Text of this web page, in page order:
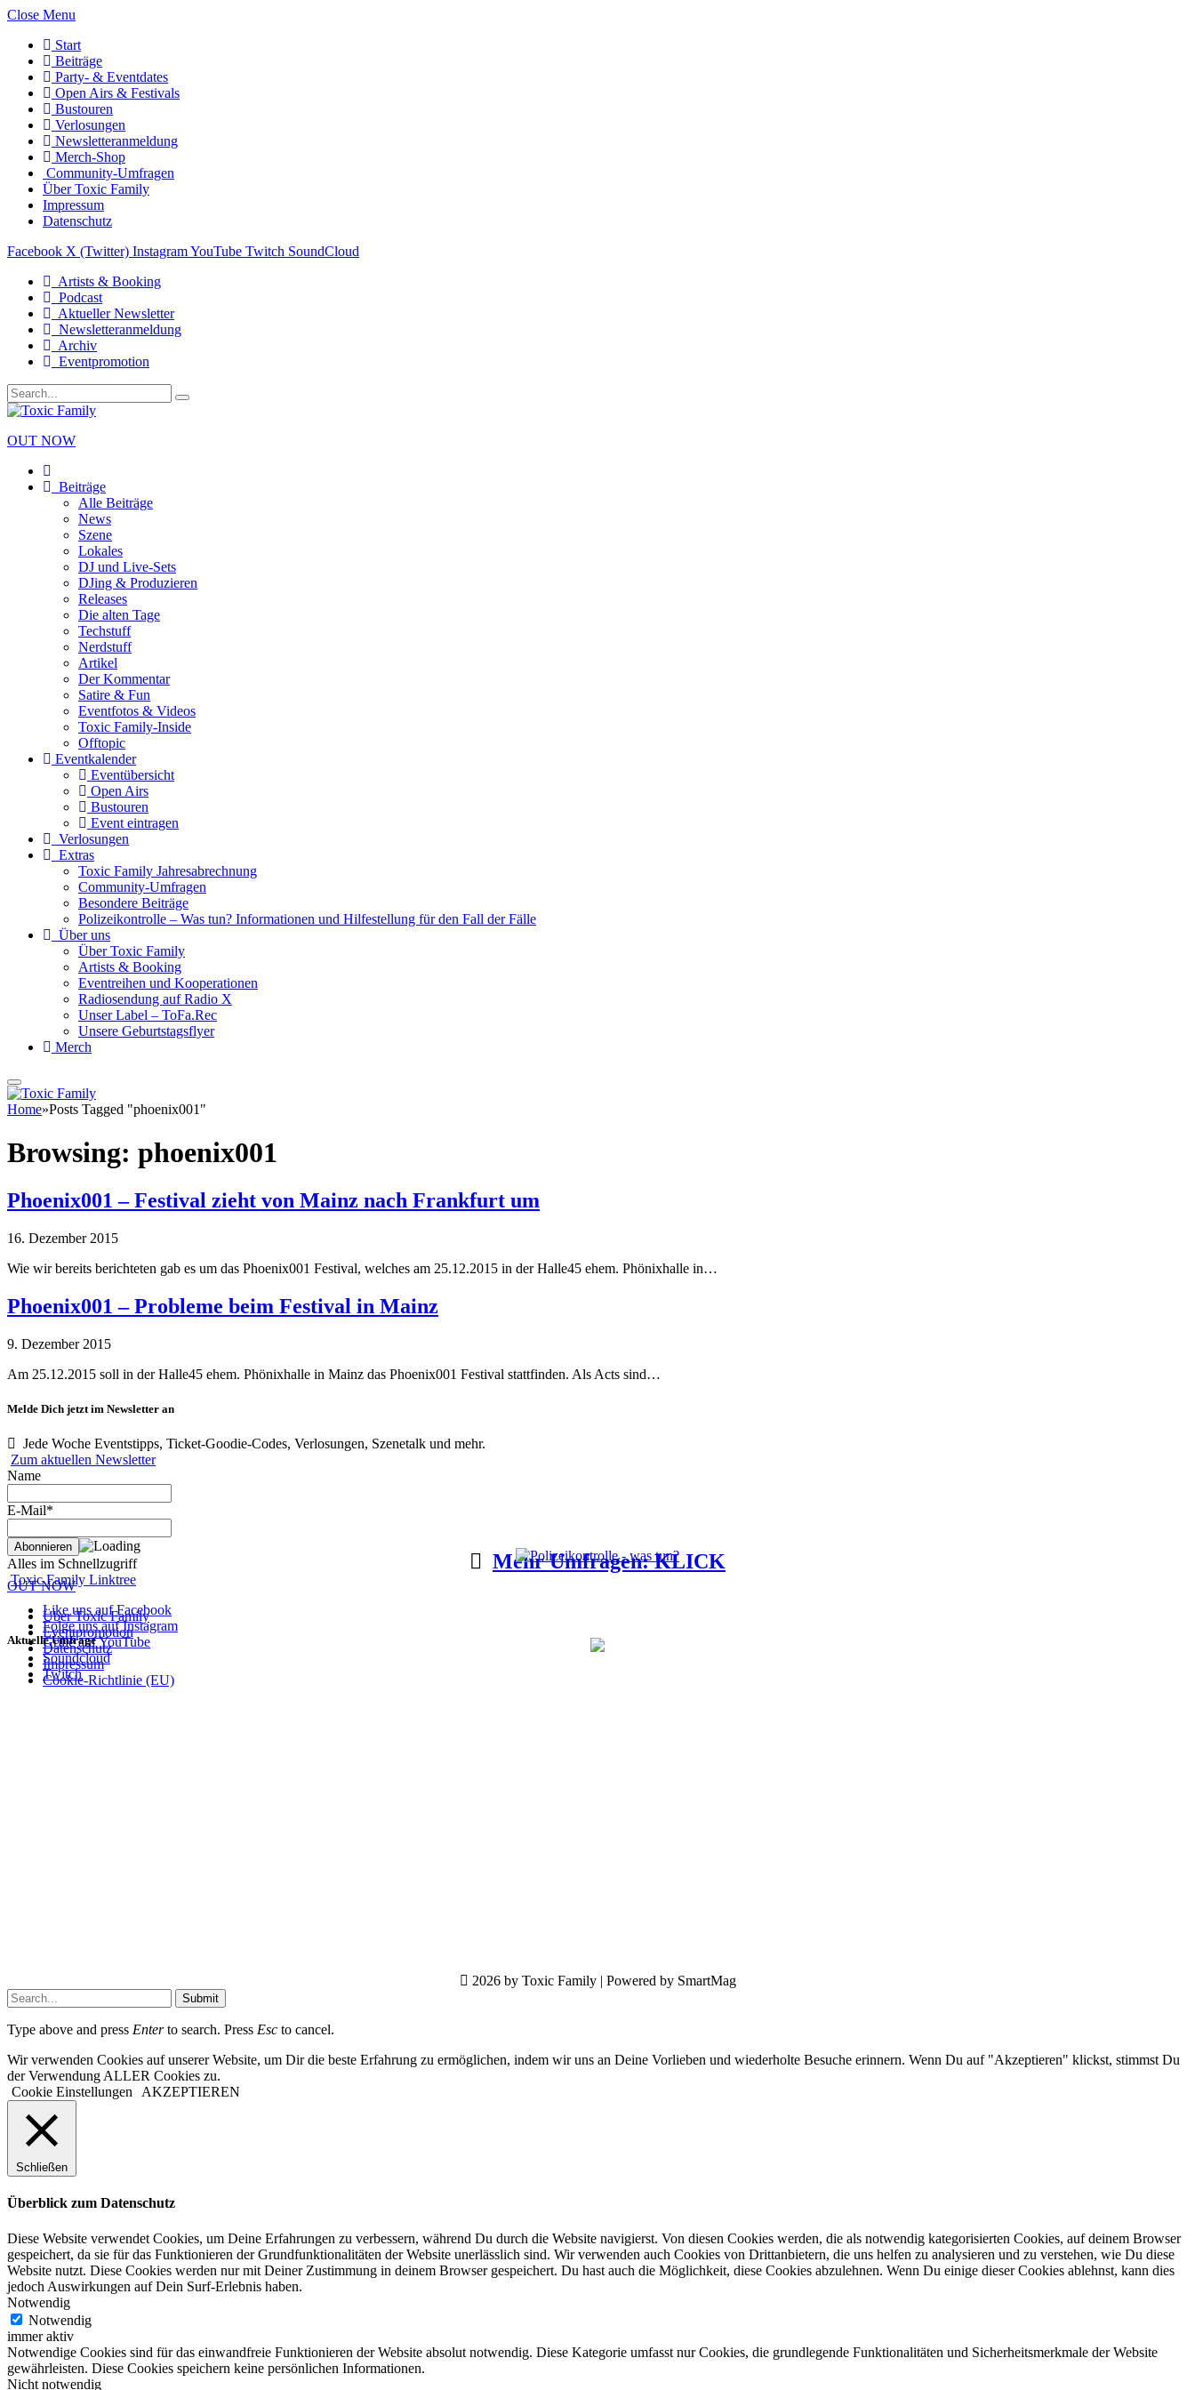
Close Menu
Start
Beiträge
Party- & Eventdates
Open Airs & Festivals
Bustouren
Verlosungen
Newsletteranmeldung
Merch-Shop
Community-Umfragen
Über Toxic Family
Impressum
Datenschutz
Facebook X (Twitter) InstagramYouTube Twitch SoundCloud
Artists & Booking
Podcast
Aktueller Newsletter
Newsletteranmeldung
Archiv
Eventpromotion
OUT NOW
Beiträge
Alle Beiträge
News
Szene
Lokales
DJ und Live-Sets
DJing & Produzieren
Releases
Die alten Tage
Techstuff
Nerdstuff
Artikel
Der Kommentar
Satire & Fun
Eventfotos & Videos
Toxic Family-Inside
Offtopic
Eventkalender
Eventübersicht
Open Airs
Bustouren
Event eintragen
Verlosungen
Extras
Toxic Family Jahresabrechnung
Community-Umfragen
Besondere Beiträge
Polizeikontrolle – Was tun? Informationen und Hilfestellung für den Fall der Fälle
Über uns
Über Toxic Family
Artists & Booking
Eventreihen und Kooperationen
Radiosendung auf Radio X
Unser Label – ToFa.Rec
Unsere Geburtstagsflyer
Merch
Home»Posts Tagged "phoenix001"
Browsing: phoenix001
Phoenix001 – Festival zieht von Mainz nach Frankfurt um
16. Dezember 2015
Wie wir bereits berichteten gab es um das Phoenix001 Festival, welches am 25.12.2015 in der Halle45 ehem. Phönixhalle in…
Phoenix001 – Probleme beim Festival in Mainz
9. Dezember 2015
Am 25.12.2015 soll in der Halle45 ehem. Phönixhalle in Mainz das Phoenix001 Festival stattfinden. Als Acts sind…
Melde Dich jetzt im Newsletter an
Jede Woche Eventstipps, Ticket-Goodie-Codes, Verlosungen, Szenetalk und mehr.
Zum aktuellen Newsletter
Name
E-Mail*
Alles im Schnellzugriff
Toxic Family Linktree
Like uns auf Facebook
Folge uns auf Instagram
Grille auf YouTube
Soundcloud
Twitch
Aktuelle Umfrage
Mehr Umfragen: KLICK
OUT NOW
Über Toxic Family
Eventpromotion
Datenschutz
Impressum
Cookie-Richtlinie (EU)
2026 by Toxic Family | Powered by SmartMag
Submit
Type above and press Enterto search. Press Esc to cancel.
Wir verwenden Cookies auf unserer Website, um Dir die beste Erfahrung zu ermöglichen, indem wir uns an Deine Vorlieben und wiederholte Besuche erinnern. Wenn Du auf "Akzeptieren" klickst, stimmst Du
der Verwendung ALLER Cookies zu.
Cookie Einstellungen
AKZEPTIEREN
Schließen
Überblick zum Datenschutz
Diese Website verwendet Cookies, um Deine Erfahrungen zu verbessern, während Du durch die Website navigierst. Von diesen Cookies werden, die als notwendig kategorisierten Cookies, auf deinem Browser
gespeichert, da sie für das Funktionieren der Grundfunktionalitäten der Website unerlässlich sind. Wir verwenden auch Cookies von Drittanbietern, die uns helfen zu analysieren und zu verstehen, wie Du diese
Website nutzt. Diese Cookies werden nur mit Deiner Zustimmung in deinem Browser gespeichert. Du hast auch die Möglichkeit, diese Cookies abzulehnen. Wenn Du einige dieser Cookies ablehnst, kann dies
jedoch Auswirkungen auf Dein Surf-Erlebnis haben.
Notwendig
Notwendig
immer aktiv
Notwendige Cookies sind für das einwandfreie Funktionieren der Website absolut notwendig. Diese Kategorie umfasst nur Cookies, die grundlegende Funktionalitäten und Sicherheitsmerkmale der Website
gewährleisten. Diese Cookies speichern keine persönlichen Informationen.
Nicht notwendig